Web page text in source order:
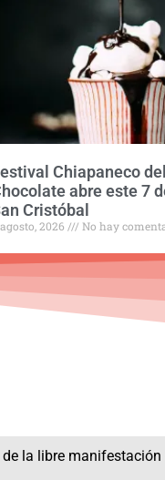
Chiapaneco
abre este 7
Cristóbal
2026 No hay
la libre manifestación